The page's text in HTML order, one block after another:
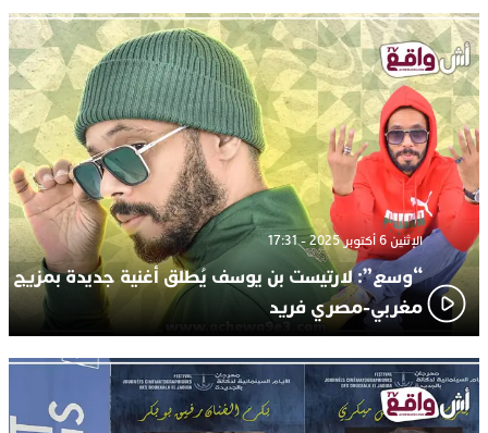
الإثنين 6 أكتوبر 2025 - 17:31
“وسع”: لارتيست بن يوسف يُطلق أغنية جديدة بمزيج
مغربي-مصري فريد